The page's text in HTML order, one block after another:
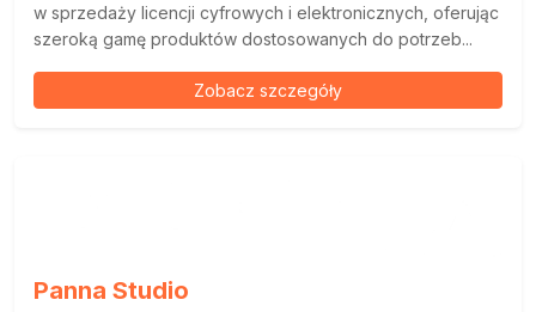
w sprzedaży licencji cyfrowych i elektronicznych, oferując
szeroką gamę produktów dostosowanych do potrzeb...
Zobacz szczegóły
Panna Studio